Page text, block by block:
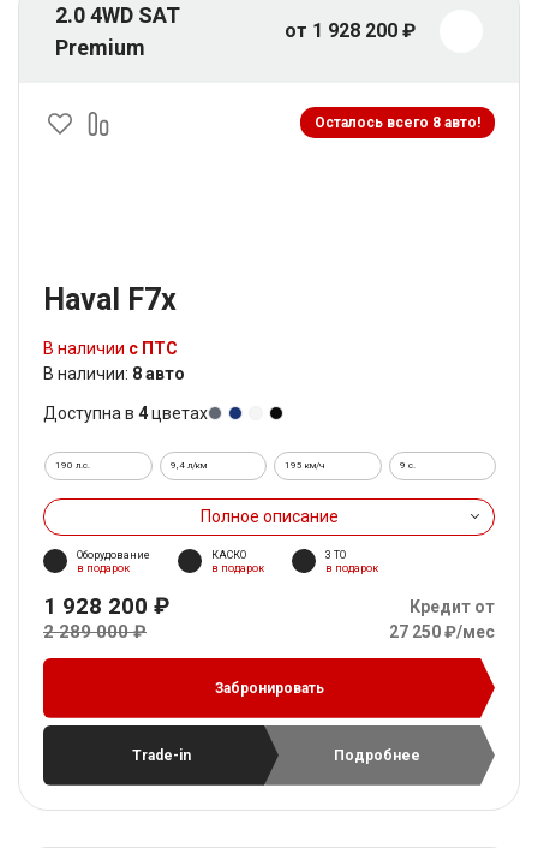
2.0 4WD SAT
Premium
от 1 928 200 ₽
Осталось всего 8 авто!
Haval F7x
В наличии с ПТС
В наличии: 8 авто
Доступна в 4цветах
190 л.с. 9,4 л/км 195 км/ч 9 c.
Полное описание
Оборудование
в подарок
КАСКО
в подарок
3 ТО
в подарок
1 928 200 ₽
2 289 000 ₽
Кредит от
27 250 ₽/мес
Забронировать
Trade-in Подробнее